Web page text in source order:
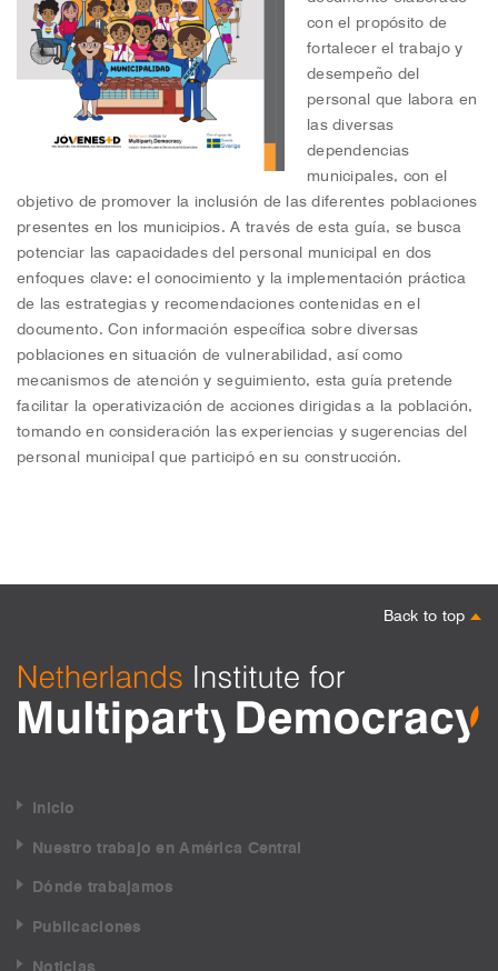
con el propósito de
fortalecer el trabajo y
desempeño del
personal que labora en
las diversas
dependencias
municipales, con el
objetivo de promover la inclusión de las diferentes poblaciones
presentes en los municipios. A través de esta guía, se busca
potenciar las capacidades del personal municipal en dos
enfoques clave: el conocimiento y la implementación práctica
de las estrategias y recomendaciones contenidas en el
documento. Con información específica sobre diversas
poblaciones en situación de vulnerabilidad, así como
mecanismos de atención y seguimiento, esta guía pretende
facilitar la operativización de acciones dirigidas a la población,
tomando en consideración las experiencias y sugerencias del
personal municipal que participó en su construcción.
Back to top
Inicio
Nuestro trabajo en América Central
Dónde trabajamos
Publicaciones
Noticias